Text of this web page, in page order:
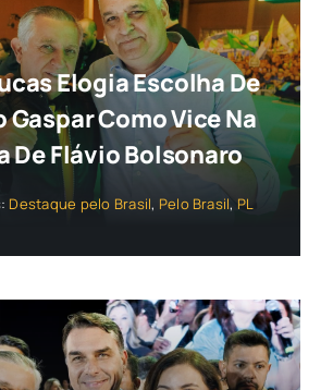
Elogia Escolha De
Gaspar Como Vice Na
De Flávio Bolsonaro
Destaque pelo Brasil, Pelo Brasil, PL